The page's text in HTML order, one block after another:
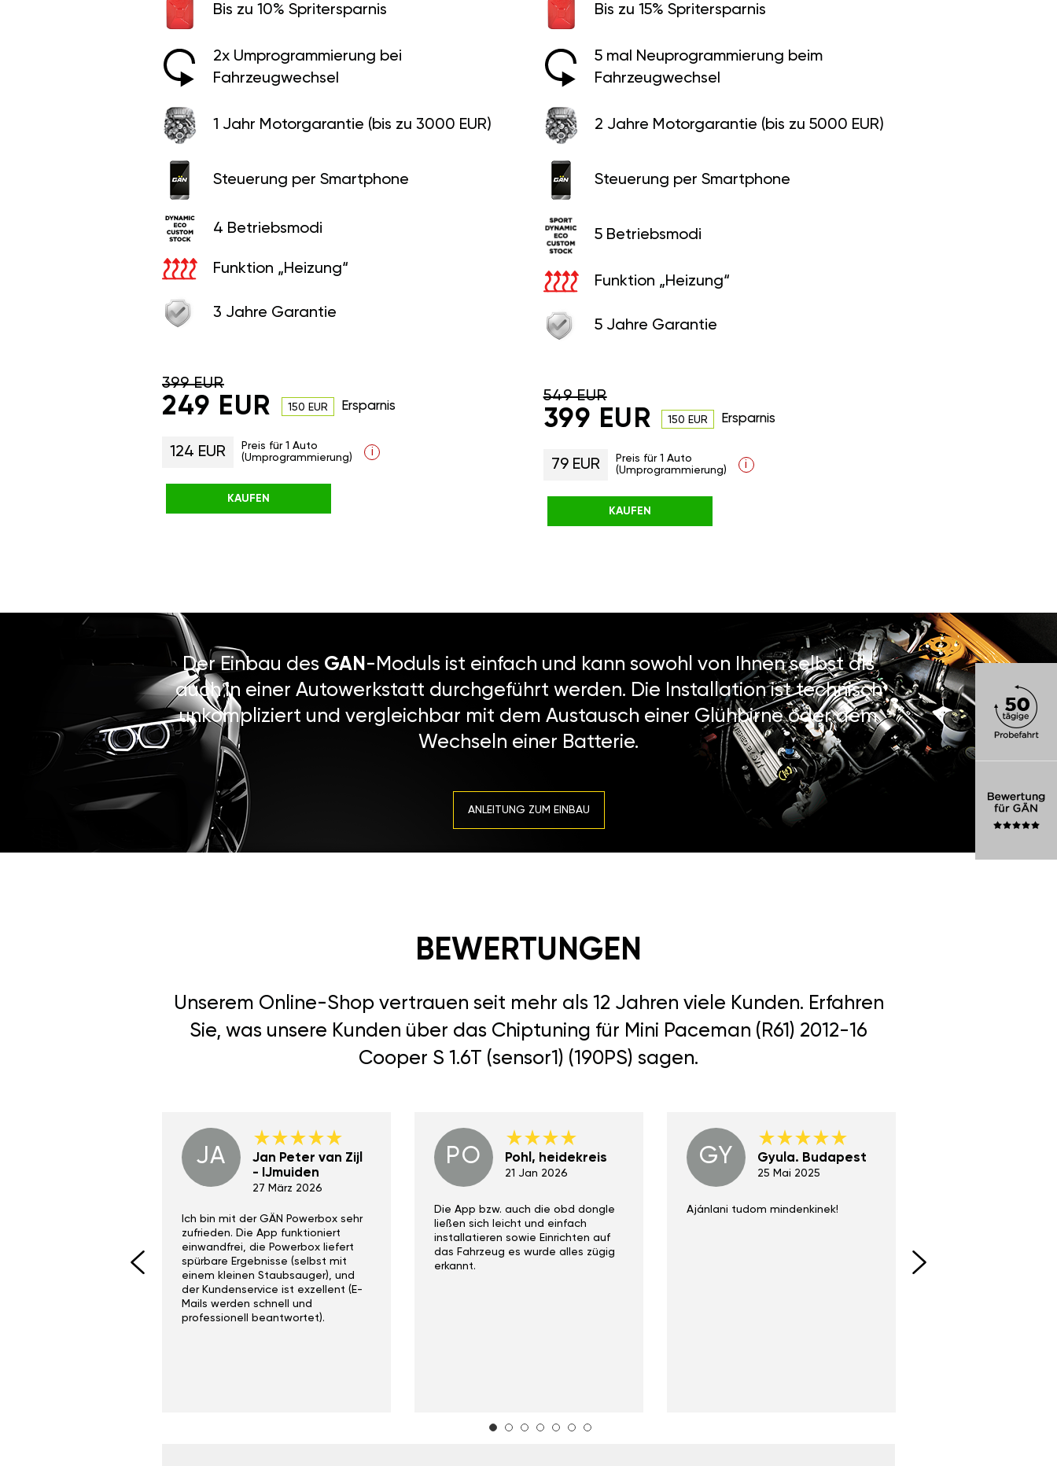
Bis zu 15% Spritersparnis
5 mal Neuprogrammierung beim
Fahrzeugwechsel
2 Jahre Motorgarantie (bis zu 5000 EUR)
Steuerung per Smartphone
5 Betriebsmodi
Funktion „Heizung“
5 Jahre Garantie
549 EUR
399 EUR 150 EUR Ersparnis
79 EUR
Preis für 1 Auto
(Umprogrammierung)
i
KAUFEN
Bis zu 10% Spritersparnis
2x Umprogrammierung bei
Fahrzeugwechsel
1 Jahr Motorgarantie (bis zu 3000 EUR)
Steuerung per Smartphone
4 Betriebsmodi
Funktion „Heizung“
3 Jahre Garantie
399 EUR
249 EUR 150 EUR Ersparnis
124 EUR
Preis für 1 Auto
(Umprogrammierung)
i
KAUFEN
Der Einbau des GAN -Moduls ist einfach und kann sowohl von Ihnen selbst als
auch in einer Autowerkstatt durchgeführt werden. Die Installation ist technisch
unkompliziert und vergleichbar mit dem Austausch einer Glühbirne oder dem
Wechseln einer Batterie.
ANLEITUNG ZUM EINBAU
BEWERTUNGEN
Unserem Online-Shop vertrauen seit mehr als 12 Jahren viele Kunden. Erfahren
Sie, was unsere Kunden über das Chiptuning für Mini Paceman (R61) 2012-16
Cooper S 1.6T (sensor1) (190PS) sagen.
JA
Jan Peter van Zijl
- IJmuiden
27 März 2026
Ich bin mit der GÄN Powerbox sehr
zufrieden. Die App funktioniert
einwandfrei, die Powerbox liefert
spürbare Ergebnisse (selbst mit
einem kleinen Staubsauger), und
der Kundenservice ist exzellent (E-
Mails werden schnell und
professionell beantwortet).
PO Pohl, heidekreis
21 Jan 2026
Die App bzw. auch die obd dongle
ließen sich leicht und einfach
installatieren sowie Einrichten auf
das Fahrzeug es wurde alles zügig
erkannt.
GY Gyula. Budapest
25 Mai 2025
Ajánlani tudom mindenkinek!